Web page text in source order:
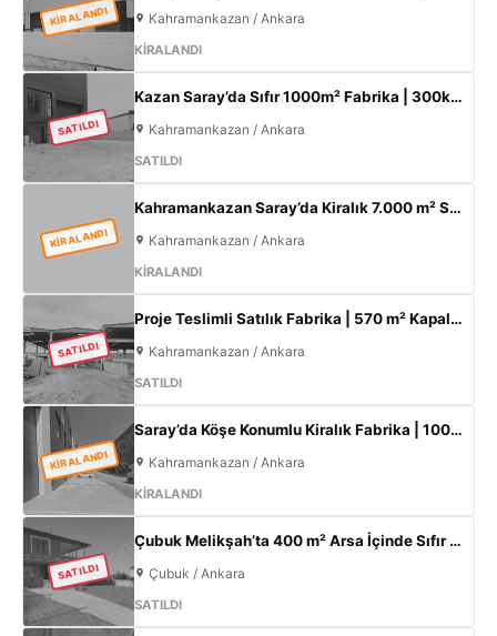
KİRALANDI Kahramankazan / Ankara
KİRALANDI
SATILDI
Kazan Saray’da Sıfır 1000m² Fabrika | 300kW Enerji + 120m² Ofis
Kahramankazan / Ankara
SATILDI
KİRALANDI
Kahramankazan Saray’da Kiralık 7.000 m² Sıfır Fabrika | 2.000 m² Açık Alan | 300 KW
Kahramankazan / Ankara
KİRALANDI
SATILDI
Proje Teslimli Satılık Fabrika | 570 m² Kapalı Alan + 450 m² Açık Alan | 100 KW Enerji | Saray Kahramankazan
Kahramankazan / Ankara
SATILDI
KİRALANDI
Saray’da Köşe Konumlu Kiralık Fabrika | 1000 m² Kapalı Alan | 3 Kat Ofis | 100 kW
Kahramankazan / Ankara
KİRALANDI
SATILDI
Çubuk Melikşah’ta 400 m² Arsa İçinde Sıfır 3+1 Müstakil Ev – Kaçırılmayacak Fırsat!
Çubuk / Ankara
SATILDI